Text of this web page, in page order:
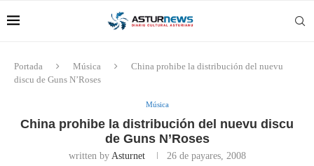
Portada Música
China prohibe la distribución del nuevu
discu de Guns N’Roses
Música
China prohibe la distribución del nuevu discu
de Guns N’Roses
written by Asturnet 26 de payares, 2008